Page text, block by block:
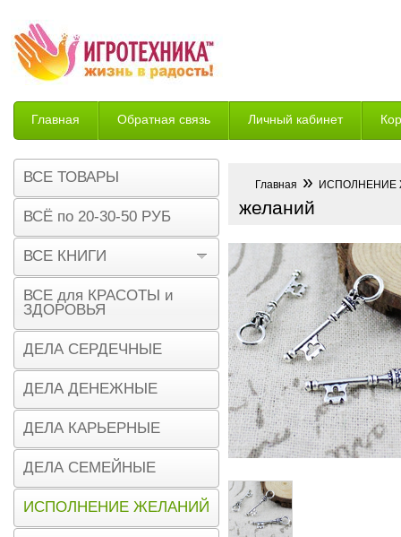
Главная Обратная связь Личный кабинет
Возврат
Главная » ИСПОЛНЕНИЕ
желаний
ВСЕ ТОВАРЫ
ВСЁ по 20-30-50 РУБ
ВСЕ КНИГИ
ВСЕ для КРАСОТЫ и
ЗДОРОВЬЯ
ДЕЛА СЕРДЕЧНЫЕ
ДЕЛА ДЕНЕЖНЫЕ
ДЕЛА КАРЬЕРНЫЕ
ДЕЛА СЕМЕЙНЫЕ
ИСПОЛНЕНИЕ ЖЕЛАНИЙ